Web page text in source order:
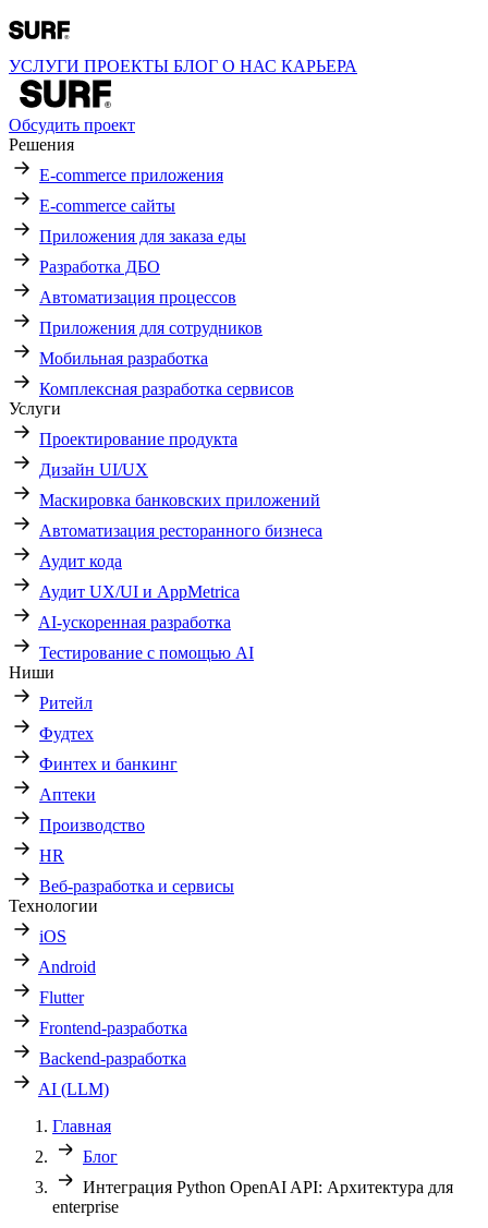
УСЛУГИ ПРОЕКТЫ БЛОГ О НАС КАРЬЕРА
Обсудить проект
Решения
E-commerce приложения
E-commerce сайты
Приложения для заказа еды
Разработка ДБО
Автоматизация процессов
Приложения для сотрудников
Мобильная разработка
Комплексная разработка сервисов
Услуги
Проектирование продукта
Дизайн UI/UX
Маскировка банковских приложений
Автоматизация ресторанного бизнеса
Аудит кода
Аудит UX/UI и AppMetrica
AI-ускоренная разработка
Тестирование с помощью AI
Ниши
Ритейл
Фудтех
Финтех и банкинг
Аптеки
Производство
HR
Веб-разработка и сервисы
Технологии
iOS
Android
Flutter
Frontend-разработка
Backend-разработка
AI (LLM)
Главная
Блог
Интеграция Python OpenAI API: Архитектура для
enterprise